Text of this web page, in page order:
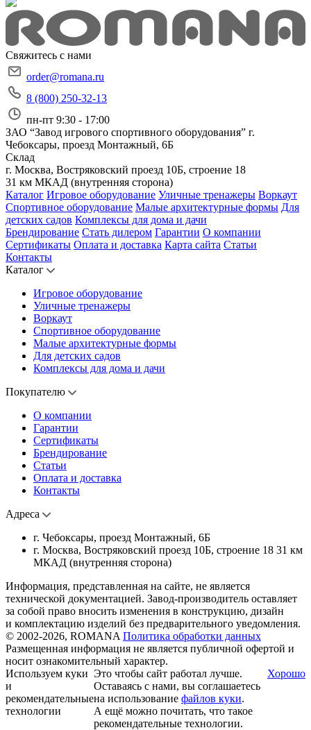
Свяжитесь с нами
order@romana.ru
8 (800) 250-32-13
пн-пт 9:30 - 17:00
ЗАО “Завод игрового спортивного оборудования” г.
Чебоксары, проезд Монтажный, 6Б
Склад
г. Москва, Востряковский проезд 10Б, строение 18
31 км МКАД (внутренняя сторона)
Каталог Игровое оборудование Уличные тренажеры Воркаут
Спортивное оборудование Малые архитектурные формы Для
детских садов Комплексы для дома и дачи
Брендирование Стать дилером Гарантии О компании
Сертификаты Оплата и доставка Карта сайта Статьи
Контакты
Каталог
Игровое оборудование
Уличные тренажеры
Воркаут
Спортивное оборудование
Малые архитектурные формы
Для детских садов
Комплексы для дома и дачи
Покупателю
О компании
Гарантии
Сертификаты
Брендирование
Статьи
Оплата и доставка
Контакты
Адреса
г. Чебоксары, проезд Монтажный, 6Б
г. Москва, Востряковский проезд 10Б, строение 18 31 км
МКАД (внутренняя сторона)
Информация, представленная на сайте, не является
технической документацией. Завод-производитель оставляет
за собой право вносить изменения в конструкцию, дизайн
и комплектацию изделий без предварительного уведомления.
© 2002-2026, ROMANA Политика обработки данных
Размещенная информация не является публичной офертой и
носит ознакомительный характер.
Используем куки
и
рекомендательные
технологии
Это чтобы сайт работал лучше.
Оставаясь с нами, вы соглашаетесь
на использование файлов куки.
А ещё можно почитать, что такое
рекомендательные технологии.
Хорошо